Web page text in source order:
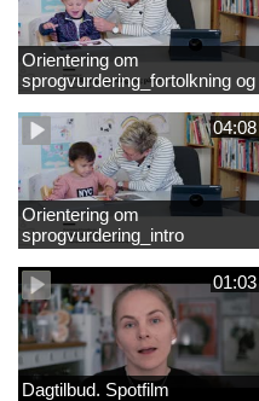
Orientering om
sprogvurdering_fortolkning og
opfølgning
04:08
Orientering om
sprogvurdering_intro
01:03
Dagtilbud. Spotfilm